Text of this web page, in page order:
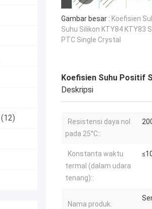
(12)
Gambar besar : Koefisien
Suhu Silikon KTY84 KTY83
PTC Single Crystal
Koefisien Suhu Positif
Deskripsi
Resistensi daya nol
pada 25°C::
Konstanta waktu
termal (dalam udara
tenang)::
Nama produk: